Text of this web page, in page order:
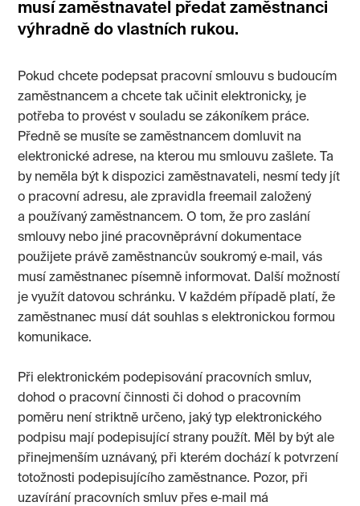
musí zaměstnavatel předat zaměstnanci
výhradně do vlastních rukou.
Pokud chcete podepsat pracovní smlouvu s budoucím
zaměstnancem a chcete tak učinit elektronicky, je
potřeba to provést v souladu se zákoníkem práce.
Předně se musíte se zaměstnancem domluvit na
elektronické adrese, na kterou mu smlouvu zašlete. Ta
by neměla být k dispozici zaměstnavateli, nesmí tedy jít
o pracovní adresu, ale zpravidla freemail založený
a používaný zaměstnancem. O tom, že pro zaslání
smlouvy nebo jiné pracovněprávní dokumentace
použijete právě zaměstnancův soukromý e‑mail, vás
musí zaměstnanec písemně informovat. Další možností
je využít datovou schránku. V každém případě platí, že
zaměstnanec musí dát souhlas s elektronickou formou
komunikace.
Při elektronickém podepisování pracovních smluv,
dohod o pracovní činnosti či dohod o pracovním
poměru není striktně určeno, jaký typ elektronického
podpisu mají podepisující strany použít. Měl by být ale
přinejmenším uznávaný, při kterém dochází k potvrzení
totožnosti podepisujícího zaměstnance. Pozor, při
uzavírání pracovních smluv přes e‑mail má